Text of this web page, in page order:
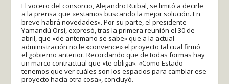
El vocero del consorcio, Alejandro Ruibal, se limitó a decirle
a la prensa que «estamos buscando la mejor solución. En
breve habrá novedades». Por su parte, el presidente
Yamandú Orsi, expresó, tras la primera reunión el 30 de
abril, que «de antemano se sabe» que a la actual
administración no le «convence» el proyecto tal cual firmó
el gobierno anterior. Recordando que de todas formas hay
un marco contractual que «te obliga». «Como Estado
tenemos que ver cuáles son los espacios para cambiar ese
proyecto hacia otra cosa», concluyó.